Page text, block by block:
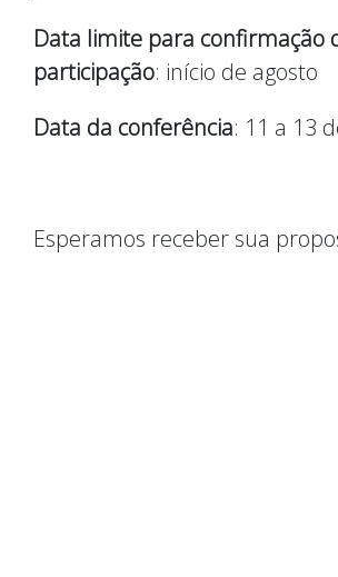
Data limite para confirmação
participação: início de agosto
Data da conferência: 11 a 13
Esperamos receber sua